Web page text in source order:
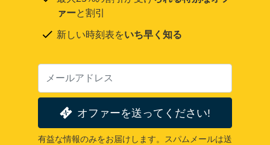
ァーと割引
新しい時刻表をいち早く知る
オファーを送ってください!
有益な情報のみをお届けします。スパムメールは送